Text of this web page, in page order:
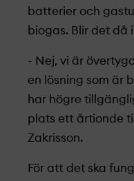
batterier och
biogas. Blir det då
- Nej, vi är
en lösning som är
har högre
plats ett årtionde
Zakrisson.
För att det ska